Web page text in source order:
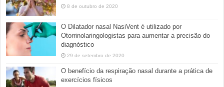
8 de outubro de 2020
O Dilatador nasal NasiVent é utilizado por
Otorrinolaringologistas para aumentar a precisão do
diagnóstico
29 de setembro de 2020
O benefício da respiração nasal durante a prática de
exercícios físicos